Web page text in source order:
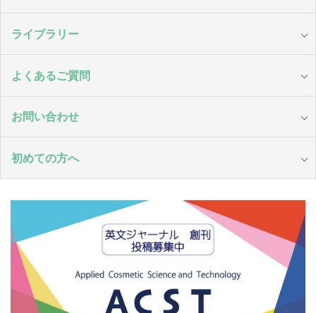
ライブラリー
よくあるご質問
お問い合わせ
初めての方へ